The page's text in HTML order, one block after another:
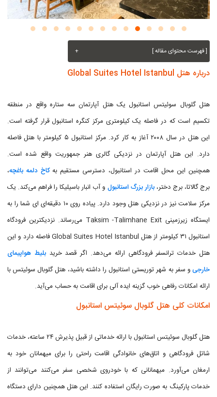
[ فهرست محتوای مقاله ] +
درباره هتل Global Suites Hotel Istanbul
هتل گلوبال سوئیتس استانبول یک هتل آپارتمان سه ستاره واقع در منطقه
تکسیم است که در فاصله یک کیلومتری مرکز کنگره استانبول قرار گرفته است.
این هتل در سال ۲۰۰۸ آغاز به کار کرد. مرکز استانبول ۵ کیلومتر با هتل فاصله
دارد. این هتل آپارتمان در نزدیکی گالری هنر جمهوریت واقع شده است.
همچنین این محل اقامت در استانبول، دسترسی مستقیم بهکاخ دلمه باغچه،
برج گالاتا، برج دختر،بازار بزرگ استانبول و آب انبار باسیلیکا را فراهم می‌کند. یک
مرکز سلامت نیز در نزدیکی هتل وجود دارد. پیاده روی ۱۰ دقیقه‌ای ای شما را به
ایستگاه زیرزمینی Taksim -Talimhane Exit می‌رساند. نزدیکترین فرودگاه
استانبول ۳۱ کیلومتر از هتل Global Suites Hotel Istanbul فاصله دارد و این
هتل خدمات ترانسفر فرودگاهی ارائه می‌دهد. اگر قصد خریدبلیط هواپیمای
خارجیو سفر به شهر توریستی استانبول را داشته باشید، هتل گلوبال سوئیتس با
ارائه امکانات رفاهی خوب گزینه ایده آلی برای اقامت به حساب می‌آید.
امکانات کلی هتل گلوبال سوئیتس استانبول
هتل گلوبال سوئیتس استانبول با ارائه خدماتی از قبیل پذیرش ۲۴ ساعته، خدمات
شاتل فرودگاهی و اتاق‌های خانوادگی اقامت راحتی را برای میهمانان خود به
ارمغان می‌آورد. میهمانانی که با خودروی شخصی سفر می‌کنند می‌توانند از
خدمات پارکینگ به صورت رایگان استفاده کنند. این هتل همچنین دارای دستگاه